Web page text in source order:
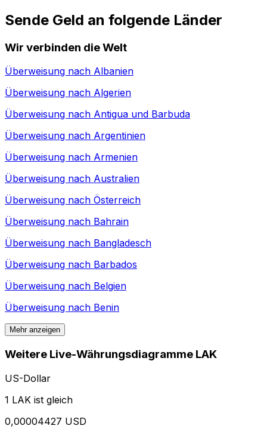
Sende Geld an folgende Länder
Wir verbinden die Welt
Überweisung nach Albanien
Überweisung nach Algerien
Überweisung nach Antigua und Barbuda
Überweisung nach Argentinien
Überweisung nach Armenien
Überweisung nach Australien
Überweisung nach Österreich
Überweisung nach Bahrain
Überweisung nach Bangladesch
Überweisung nach Barbados
Überweisung nach Belgien
Überweisung nach Benin
Mehr anzeigen
Weitere Live-Währungsdiagramme LAK
US-Dollar
1 LAK ist gleich
0,00004427 USD